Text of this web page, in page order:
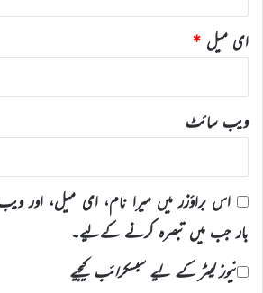
ای میل *
ویب‌ سائٹ
اس براؤزر میں میرا نام، ای میل، اور
بار جب میں تبصرہ کرنے کےلیے۔
نیوز لیٹر کے لیے سبسکرائب کیجیے